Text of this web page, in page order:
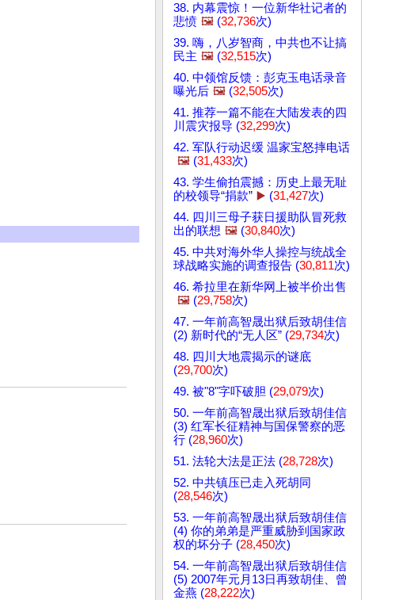
38. 内幕震惊！一位新华社记者的
悲愤 🖼️ (32,736次)
39. 嗨，八岁智商，中共也不让搞
民主 🖼️ (32,515次)
40. 中领馆反馈：彭克玉电话录音
曝光后 🖼️ (32,505次)
41. 推荐一篇不能在大陆发表的四
川震灾报导 (32,299次)
42. 军队行动迟缓 温家宝怒摔电话
🖼️ (31,433次)
43. 学生偷拍震撼：历史上最无耻
的校领导“捐款” ▶️ (31,427次)
44. 四川三母子获日援助队冒死救
出的联想 🖼️ (30,840次)
45. 中共对海外华人操控与统战全
球战略实施的调查报告 (30,811次)
46. 希拉里在新华网上被半价出售
🖼️ (29,758次)
47. 一年前高智晟出狱后致胡佳信
(2) 新时代的“无人区” (29,734次)
48. 四川大地震揭示的谜底
(29,700次)
49. 被"8"字吓破胆 (29,079次)
50. 一年前高智晟出狱后致胡佳信
(3) 红军长征精神与国保警察的恶
行 (28,960次)
51. 法轮大法是正法 (28,728次)
52. 中共镇压已走入死胡同
(28,546次)
53. 一年前高智晟出狱后致胡佳信
(4) 你的弟弟是严重威胁到国家政
权的坏分子 (28,450次)
54. 一年前高智晟出狱后致胡佳信
(5) 2007年元月13日再致胡佳、曾
金燕 (28,222次)